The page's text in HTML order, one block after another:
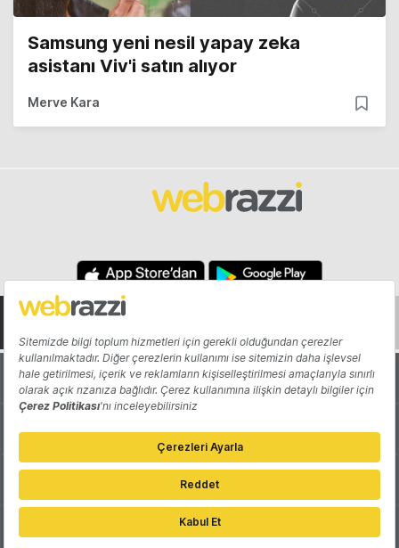
Samsung yeni nesil yapay zeka
asistanı Viv'i satın alıyor
Merve Kara
Hakkında Yazarlar
Katkıda Bulun Reklam